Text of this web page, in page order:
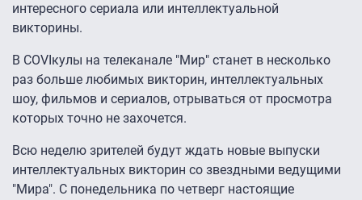
интересного сериала или интеллектуальной
викторины.
В COVIкулы на телеканале "Мир" станет в несколько
раз больше любимых викторин, интеллектуальных
шоу, фильмов и сериалов, отрываться от просмотра
которых точно не захочется.
Всю неделю зрителей будут ждать новые выпуски
интеллектуальных викторин со звездными ведущими
"Мира". С понедельника по четверг настоящие